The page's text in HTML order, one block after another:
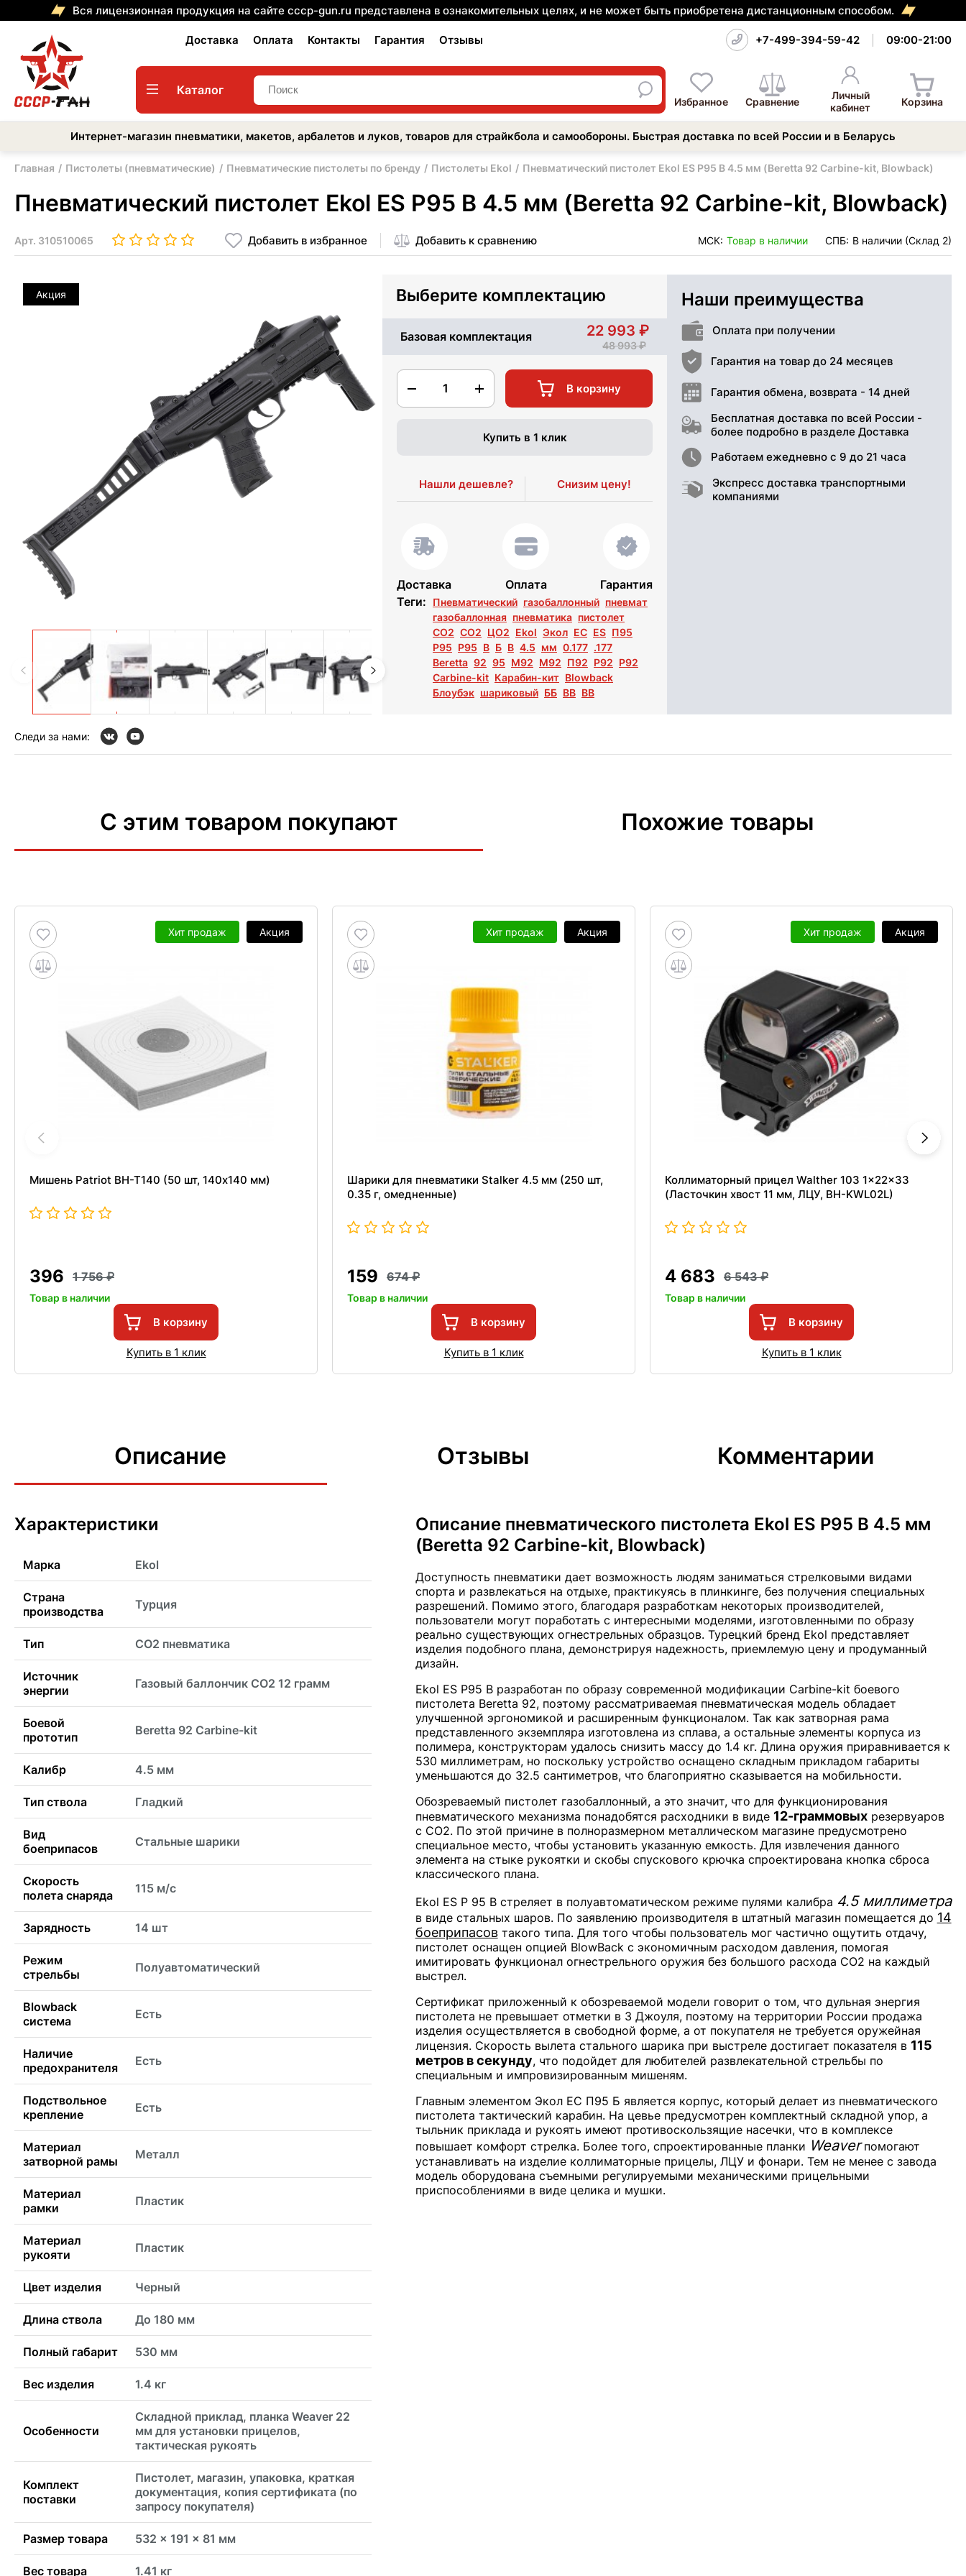
Вся лицензионная продукция на сайте cccp-gun.ru представлена в ознакомительных целях, и не может быть приобретена дистанционным способом.
Доставка Оплата Контакты Гарантия Отзывы +7-499-394-59-42 09:00-21:00
Каталог
Избранное Сравнение
Личный
кабинет
Корзина
Интернет-магазин пневматики, макетов, арбалетов и луков, товаров для страйкбола и самообороны. Быстрая доставка по всей России и в Беларусь
Главная Пистолеты (пневматические) Пневматические пистолеты по бренду Пистолеты Ekol Пневматический пистолет Ekol ES P95 B 4.5 мм (Beretta 92 Carbine-kit, Blowback)
Пневматический пистолет Ekol ES P95 B 4.5 мм (Beretta 92 Carbine-kit, Blowback)
Арт. 310510065 Добавить в избранное Добавить к сравнению МСК: Товар в наличии СПБ: В наличии (Склад 2)
Акция Выберите комплектацию
Базовая комплектация 22 993
48 993
1 В корзину
Купить в 1 клик
Нашли дешевле? Снизим цену!
Доставка Оплата
Гарантия
Теги:
Пневматический газобаллонный пневмат
газобаллонная пневматика пистолет
CO2 СО2 ЦО2 Ekol Экол ЕС ES П95
Р95 P95 B Б В 4.5 мм 0.177 .177
Beretta 92 95 M92 М92 П92 Р92 P92
Carbine-kit Карабин-кит Blowback
Блоубэк шариковый ББ ВВ BB
Наши преимущества
Оплата при получении
Гарантия на товар до 24 месяцев
Гарантия обмена, возврата - 14 дней
Бесплатная доставка по всей России -
более подробно в разделе Доставка
Работаем ежедневно с 9 до 21 часа
Экспресс доставка транспортными
компаниями
Следи за нами:
С этим товаром покупают Похожие товары
Хит продаж Акция
Мишень Patriot BH-T140 (50 шт, 140x140 мм)
396 1 756
Товар в наличии
В корзину
Купить в 1 клик
Хит продаж Акция
Шарики для пневматики Stalker 4.5 мм (250 шт,
0.35 г, омедненные)
159 674
Товар в наличии
В корзину
Купить в 1 клик
Хит продаж Акция
Коллиматорный прицел Walther 103 1x22x33
(Ласточкин хвост 11 мм, ЛЦУ, BH-KWL02L)
4 683 6 543
Товар в наличии
В корзину
Купить в 1 клик
Описание Отзывы Комментарии
Характеристики
Марка Ekol
Страна
производства
Турция
Тип CO2 пневматика
Источник
энергии
Газовый баллончик CO2 12 грамм
Боевой
прототип
Beretta 92 Carbine-kit
Калибр 4.5 мм
Тип ствола Гладкий
Вид
боеприпасов
Стальные шарики
Скорость
полета снаряда
115 м/с
Зарядность 14 шт
Режим
стрельбы
Полуавтоматический
Blowback
система
Есть
Наличие
предохранителя
Есть
Подствольное
крепление
Есть
Материал
затворной рамы
Металл
Материал
рамки
Пластик
Материал
рукояти
Пластик
Цвет изделия Черный
Длина ствола До 180 мм
Полный габарит 530 мм
Вес изделия 1.4 кг
Особенности
Складной приклад, планка Weaver 22
мм для установки прицелов,
тактическая рукоять
Комплект
поставки
Пистолет, магазин, упаковка, краткая
документация, копия сертификата (по
запросу покупателя)
Размер товара 532 x 191 x 81 мм
Вес товара 1.41 кг
Описание пневматического пистолета Ekol ES P95 B 4.5 мм
(Beretta 92 Carbine-kit, Blowback)
Доступность пневматики дает возможность людям заниматься стрелковыми видами
спорта и развлекаться на отдыхе, практикуясь в плинкинге, без получения специальных
разрешений. Помимо этого, благодаря разработкам некоторых производителей,
пользователи могут поработать с интересными моделями, изготовленными по образу
реально существующих огнестрельных образцов. Турецкий бренд Ekol представляет
изделия подобного плана, демонстрируя надежность, приемлемую цену и продуманный
дизайн.
Ekol ES P95 B разработан по образу современной модификации Carbine-kit боевого
пистолета Beretta 92, поэтому рассматриваемая пневматическая модель обладает
улучшенной эргономикой и расширенным функционалом. Так как затворная рама
представленного экземпляра изготовлена из сплава, а остальные элементы корпуса из
полимера, конструкторам удалось снизить массу до 1.4 кг. Длина оружия приравнивается к
530 миллиметрам, но поскольку устройство оснащено складным прикладом габариты
уменьшаются до 32.5 сантиметров, что благоприятно сказывается на мобильности.
Обозреваемый пистолет газобаллонный, а это значит, что для функционирования
пневматического механизма понадобятся расходники в виде 12-граммовыхрезервуаров
с CO2. По этой причине в полноразмерном металлическом магазине предусмотрено
специальное место, чтобы установить указанную емкость. Для извлечения данного
элемента на стыке рукоятки и скобы спускового крючка спроектирована кнопка сброса
классического плана.
Ekol ES P 95 B стреляет в полуавтоматическом режиме пулями калибра 4.5 миллиметра
в виде стальных шаров. По заявлению производителя в штатный магазин помещается до 14
боеприпасовтакого типа. Для того чтобы пользователь мог частично ощутить отдачу,
пистолет оснащен опцией BlowBack с экономичным расходом давления, помогая
имитировать функционал огнестрельного оружия без большого расхода CO2 на каждый
выстрел.
Сертификат приложенный к обозреваемой модели говорит о том, что дульная энергия
пистолета не превышает отметки в 3 Джоуля, поэтому на территории России продажа
изделия осуществляется в свободной форме, а от покупателя не требуется оружейная
лицензия. Скорость вылета стального шарика при выстреле достигает показателя в 115
метров в секунду, что подойдет для любителей развлекательной стрельбы по
специальным и импровизированным мишеням.
Главным элементом Экол ЕС П95 Б является корпус, который делает из пневматического
пистолета тактический карабин. На цевье предусмотрен комплектный складной упор, а
тыльник приклада и рукоять имеют противоскользящие насечки, что в комплексе
повышает комфорт стрелка. Более того, спроектированные планки Weaverпомогают
устанавливать на изделие коллиматорные прицелы, ЛЦУ и фонари. Тем не менее с завода
модель оборудована съемными регулируемыми механическими прицельными
приспособлениями в виде целика и мушки.